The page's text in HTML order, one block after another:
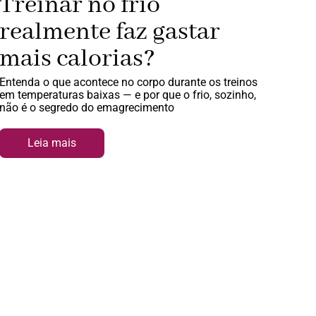
realmente faz gastar
mais calorias?
Entenda o que acontece no corpo durante os treinos
em temperaturas baixas — e por que o frio, sozinho,
não é o segredo do emagrecimento
Leia mais